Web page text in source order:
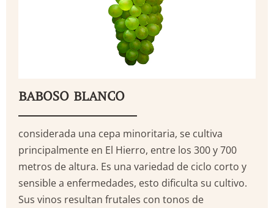
BABOSO BLANCO
considerada una cepa minoritaria, se cultiva
principalmente en El Hierro, entre los 300 y 700
metros de altura. Es una variedad de ciclo corto y
sensible a enfermedades, esto dificulta su cultivo.
Sus vinos resultan frutales con tonos de